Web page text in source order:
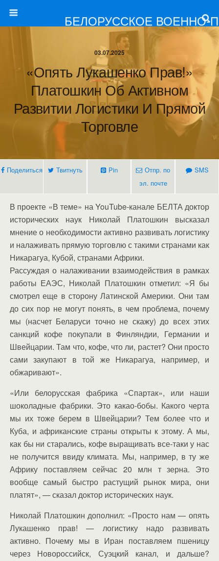
БЕЛОРУССКОЕ ВОЕННО-
03.07.2025
«Опять Лукашенко Прав!»
Платошкин Об Активном
Развитии Логистики И Прямой
Торговле
Поделиться Твитнуть Pin
Отпр. по
эл. почте
SMS
В проекте «В теме» на YouTube-канале БЕЛТА доктор
исторических наук Николай Платошкин высказал
мнение о необходимости активно развивать логистику
и налаживать прямую торговлю с такими странами как
Никарагуа, Кубой, странами Африки.
Рассуждая о налаживании взаимодействия в рамках
работы ЕАЭС, Николай Платошкин отметил: «Я бы
смотрел еще в сторону Латинской Америки. Они там
до сих пор не могут понять, в чем проблема, почему
мы (насчет Беларуси точно не скажу) до всех этих
санкций кофе покупали в Финляндии, Германии и
Швейцарии. Там что, кофе, что ли, растет? Они просто
сами закупают в той же Никарагуа, например, и
обжаривают».
«Или белорусская фабрика «Спартак», или наши
шоколадные фабрики. Это какао-бобы. Какого черта
мы их тоже берем в Швейцарии? Тем более что и
Куба, и африканские страны открыты к этому. А мы,
как бы ни старались, кофе выращивать все-таки у нас
не получится ввиду климата. Мы, например, в ту же
Африку поставляем сейчас 20 млн т зерна. Это
вообще самый быстро растущий рынок мира, они
платят», — сказал доктор исторических наук.
Николай Платошкин дополнил: «Просто нам — опять
Лукашенко прав! — логистику надо развивать
активно. Почему мы в Иран поставляем пшеницу
через Новороссийск, Суэцкий канал, и дальше?